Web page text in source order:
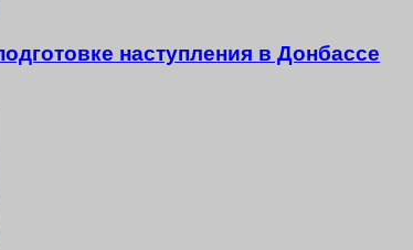
наступления в Донбассе